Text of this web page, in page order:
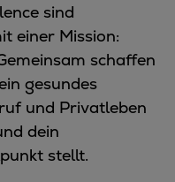
sind
einer Mission:
schaffen
gesundes
und Privatleben
dein
stellt.